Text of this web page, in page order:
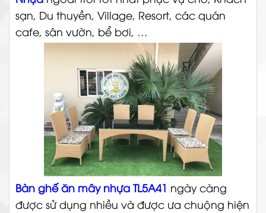
sạn, Du thuyền, Village, Resort, các quán
cafe, sân vườn, bể bơi, …
Bàn ghế ăn mây nhựa TL5A41 ngày càng
được sử dụng nhiều và được ưa chuộng hiện